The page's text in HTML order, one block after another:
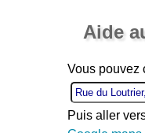
Aide
Vous pouvez
Puis aller